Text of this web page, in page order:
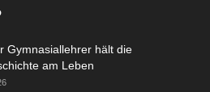
Gymnasiallehrer hält die
am Leben